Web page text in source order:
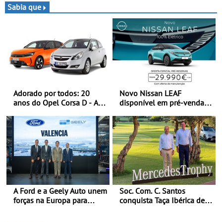
Bajas
Sabia que
Adorado por todos: 20
anos do Opel Corsa D - A
celebra a estreia mundial
no Salão Internacional do
Automóvel Britânico, em
Londres
Novo Nissan LEAF
disponível em pré-venda a
IVA - Como parte da
campanha exclusiva de
lançamento, os primeiros
clientes beneficiam da
oferta de 3 anos de
manutenção incluída
A Ford e a Geely Auto unem
forças na Europa para
Soc. Com. C. Santos
conquista Taça Ibérica de